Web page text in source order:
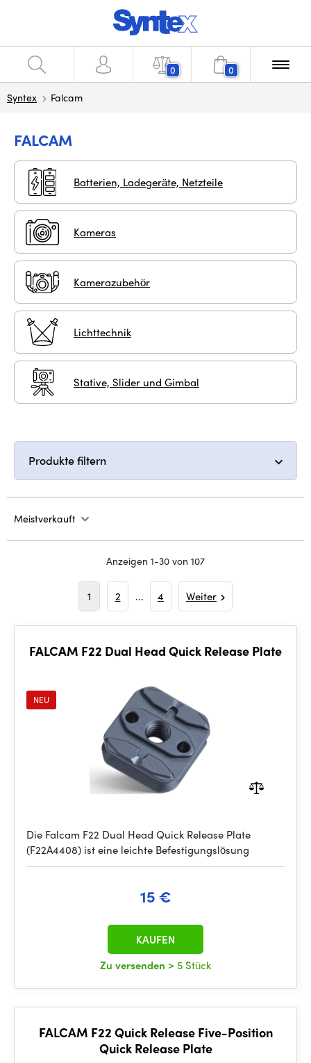
0 0
Syntex Falcam
FALCAM
Batterien, Ladegeräte, Netzteile
Kameras
Kamerazubehör
Lichttechnik
Stative, Slider und Gimbal
Produkte filtern
Meistverkauft
Anzeigen 1-30 von 107
1 2 ... 4 Weiter
FALCAM F22 Dual Head Quick Release Plate
NEU
Die Falcam F22 Dual Head Quick Release Plate
(F22A4408) ist eine leichte Befestigungslösung
15 €
Zu versenden > 5 Stück
KAUFEN
FALCAM F22 Quick Release Five-Position
Quick Release Plate